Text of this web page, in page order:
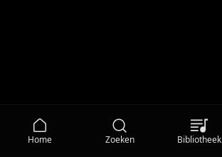
Home Zoeken Bibliotheek